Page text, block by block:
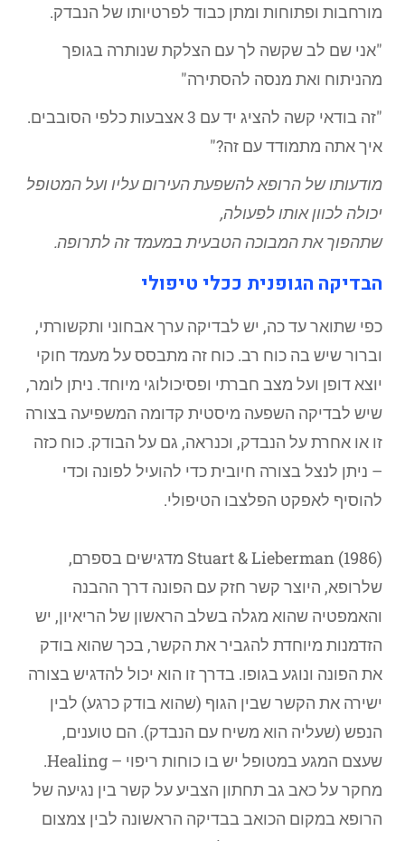
מורחבות ופתוחות ומתן כבוד לפרטיותו של הנבדק.
"אני שם לב שקשה לך עם הצלקת שנותרה בגופך
מהניתוח ואת מנסה להסתירה"
"זה בודאי קשה להציג יד עם 3 אצבעות כלפי הסובבים.
איך אתה מתמודד עם זה?"
מודעותו של הרופא להשפעת העירום עליו ועל המטופל
יכולה לכוון אותו לפעולה,
שתהפוך את המבוכה הטבעית במעמד זה לתרופה.
הבדיקה הגופנית ככלי טיפולי
כפי שתואר עד כה, יש לבדיקה ערך אבחוני ותקשורתי,
וברור שיש בה כוח רב. כוח זה מתבסס על מעמד חוקי
יוצא דופן ועל מצב חברתי ופסיכולוגי מיוחד. ניתן לומר,
שיש לבדיקה השפעה מיסטית קדומה המשפיעה בצורה
זו או אחרת על הנבדק, וכנראה, גם על הבודק. כוח כזה
– ניתן לנצל בצורה חיובית כדי להועיל לפונה וכדי
להוסיף לאפקט הפלצבו הטיפולי.
Stuart & Lieberman (1986) מדגישים בספרם,
שלרופא, היוצר קשר חזק עם הפונה דרך ההבנה
והאמפטיה שהוא מגלה בשלב הראשון של הריאיון, יש
הזדמנות מיוחדת להגביר את הקשר, בכך שהוא בודק
את הפונה ונוגע בגופו. בדרך זו הוא יכול להדגיש בצורה
ישירה את הקשר שבין הגוף (שהוא בודק כרגע) לבין
הנפש (שעליה הוא משיח עם הנבדק). הם טוענים,
שעצם המגע במטופל יש בו כוחות ריפוי – Healing.
מחקר על כאב גב תחתון הצביע על קשר בין נגיעה של
הרופא במקום הכואב בבדיקה הראשונה לבין צמצום